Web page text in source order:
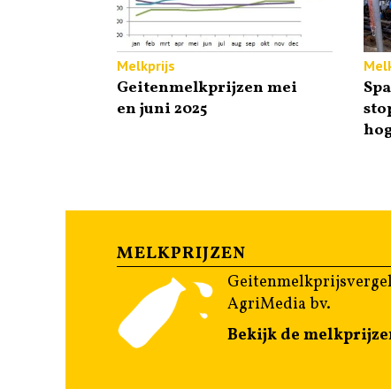
Melkprijs
Geitenmelkprijzen mei
en juni 2025
MELKPRIJZEN
AgriMedia bv.
Bekijk de